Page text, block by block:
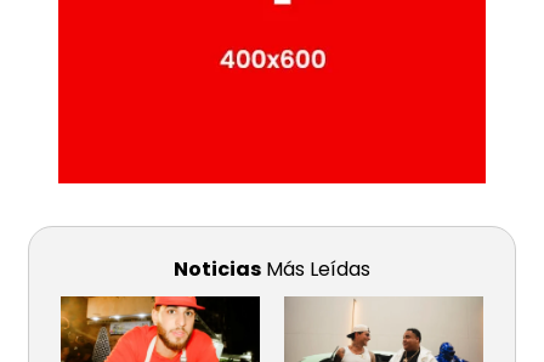
Noticias Más Leídas